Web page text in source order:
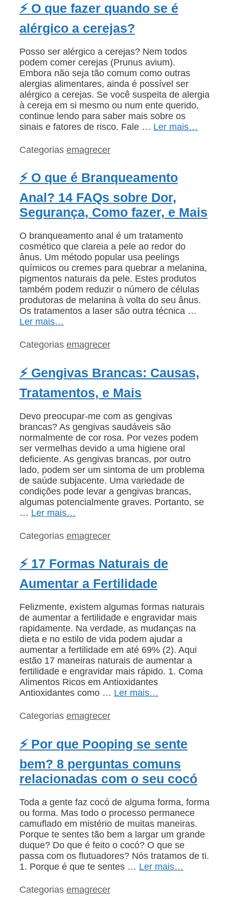
⚡ O que fazer quando se é
alérgico a cerejas?
Posso ser alérgico a cerejas? Nem todos
podem comer cerejas (Prunus avium).
Embora não seja tão comum como outras
alergias alimentares, ainda é possível ser
alérgico a cerejas. Se você suspeita de alergia
à cereja em si mesmo ou num ente querido,
continue lendo para saber mais sobre os
sinais e fatores de risco. Fale … Ler mais…
Categorias emagrecer
⚡ O que é Branqueamento
Anal? 14 FAQs sobre Dor,
Segurança, Como fazer, e Mais
O branqueamento anal é um tratamento
cosmético que clareia a pele ao redor do
ânus. Um método popular usa peelings
químicos ou cremes para quebrar a melanina,
pigmentos naturais da pele. Estes produtos
também podem reduzir o número de células
produtoras de melanina à volta do seu ânus.
Os tratamentos a laser são outra técnica …
Ler mais…
Categorias emagrecer
⚡ Gengivas Brancas: Causas,
Tratamentos, e Mais
Devo preocupar-me com as gengivas
brancas? As gengivas saudáveis são
normalmente de cor rosa. Por vezes podem
ser vermelhas devido a uma higiene oral
deficiente. As gengivas brancas, por outro
lado, podem ser um sintoma de um problema
de saúde subjacente. Uma variedade de
condições pode levar a gengivas brancas,
algumas potencialmente graves. Portanto, se
… Ler mais…
Categorias emagrecer
⚡ 17 Formas Naturais de
Aumentar a Fertilidade
Felizmente, existem algumas formas naturais
de aumentar a fertilidade e engravidar mais
rapidamente. Na verdade, as mudanças na
dieta e no estilo de vida podem ajudar a
aumentar a fertilidade em até 69% (2). Aqui
estão 17 maneiras naturais de aumentar a
fertilidade e engravidar mais rápido. 1. Coma
Alimentos Ricos em Antioxidantes
Antioxidantes como … Ler mais…
Categorias emagrecer
⚡ Por que Pooping se sente
bem? 8 perguntas comuns
relacionadas com o seu cocó
Toda a gente faz cocó de alguma forma, forma
ou forma. Mas todo o processo permanece
camuflado em mistério de muitas maneiras.
Porque te sentes tão bem a largar um grande
duque? Do que é feito o cocó? O que se
passa com os flutuadores? Nós tratamos de ti.
1. Porque é que te sentes … Ler mais…
Categorias emagrecer